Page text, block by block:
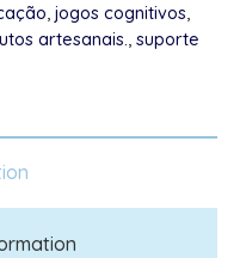
, jogos cognitivos,
artesanais., suporte